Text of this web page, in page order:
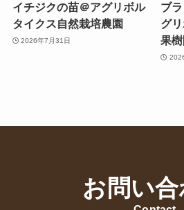
イチジクの苗＠アグリボル
タイクス自然栽培農園
2026年7月31日
ブ
グ
果樹
お問い